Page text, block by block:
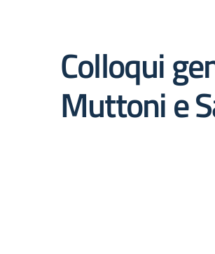
Colloqui
Muttoni e